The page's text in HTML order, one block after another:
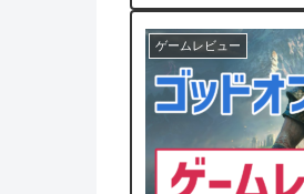
ゲームレビュー